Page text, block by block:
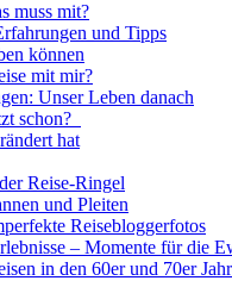
muss mit?
und Tipps
können
mit mir?
Unser Leben danach
schon?
hat
Reise-Ringel
und Pleiten
Reisebloggerfotos
– Momente für die
in den 60er und 70er